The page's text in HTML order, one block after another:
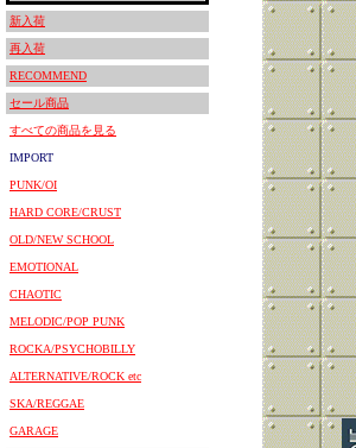
新入荷
再入荷
RECOMMEND
セール商品
すべての商品を見る
IMPORT
PUNK/OI
HARD CORE/CRUST
OLD/NEW SCHOOL
EMOTIONAL
CHAOTIC
MELODIC/POP PUNK
ROCKA/PSYCHOBILLY
ALTERNATIVE/ROCK etc
SKA/REGGAE
GARAGE